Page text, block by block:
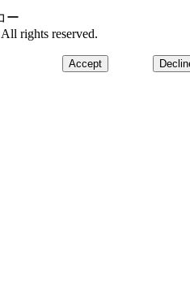
ー
rights reserved.